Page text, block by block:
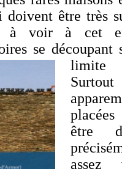
doivent être très
à voirà cet
se
limite
être
assez